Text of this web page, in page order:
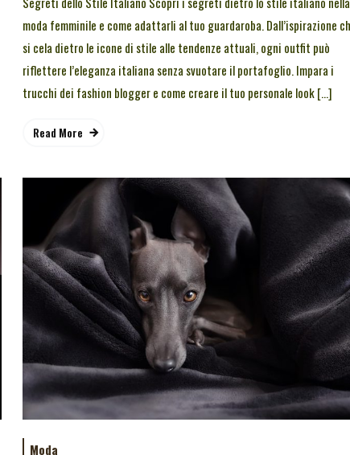
moda femminile e come adattarli al tuo guardaroba. Dall’ispirazione
si cela dietro le icone di stile alle tendenze attuali, ogni outfit può
riflettere l’eleganza italiana senza svuotare il portafoglio. Impara i
trucchi dei fashion blogger e come creare il tuo personale look […]
Read More
Moda